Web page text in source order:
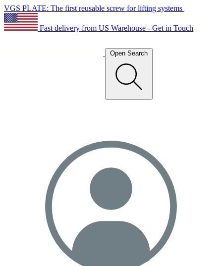
VGS PLATE: The first reusable screw for lifting systems
Fast delivery from US Warehouse - Get in Touch
Open Search